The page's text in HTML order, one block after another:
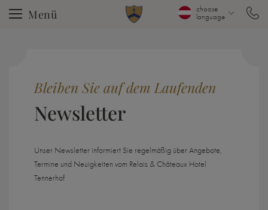
Menü
choose
language
Bleiben Sie auf dem Laufenden
Newsletter
Unser Newsletter informiert Sie regelmäßig über Angebote,
Termine und Neuigkeiten vom Relais & Châteaux Hotel
Tennerhof